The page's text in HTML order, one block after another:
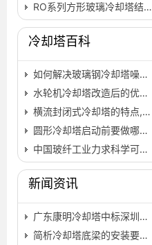
RO系列方形玻璃冷却塔结构特点
冷却塔百科
如何解决玻璃钢冷却塔噪音及震荡问题
水轮机冷却塔改造后的优势,玻璃钢水轮机节能冷却塔改造…
横流封闭式冷却塔的特点,封闭式冷却塔工作原理…
圆形冷却塔启动前要做哪些准备工作,圆形冷却塔工作原理…
中国玻纤工业力求科学可持续发展之路
新闻资讯
广东康明冷却塔中标深圳华润商业中心冷冻管道改造工程…
简析冷却塔底梁的安装要求(冷却塔液位安装的改善建议)…